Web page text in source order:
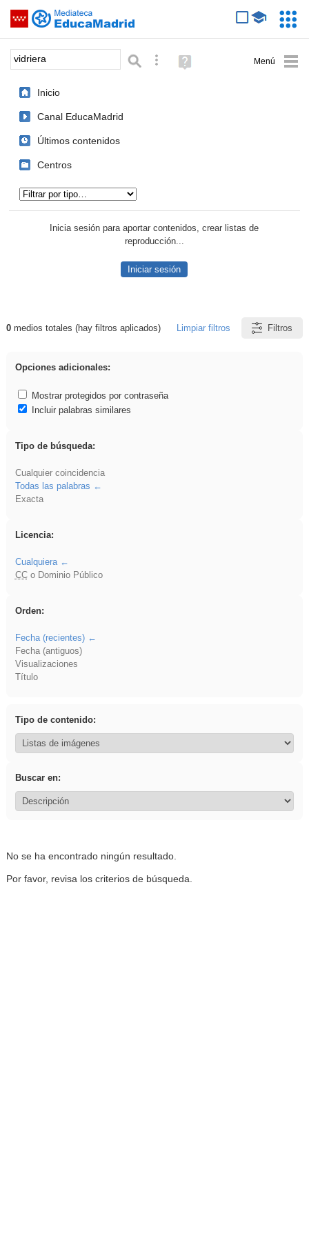
Saltar navegación
Palabra o frase: Búsqueda avanzada
Ayuda
(en
Inicio
Canal EducaMadrid
Últimos contenidos
Centros
Inicia sesión para aportar contenidos, crear listas de
reproducción...
Iniciar sesión
Resultados de: vidriera
0medios totales (hay filtros aplicados) Limpiar filtros Filtros
Opciones adicionales:
Mostrar protegidos por contraseña
Incluir palabras similares
Tipo de búsqueda:
Cualquier coincidencia
Todas las palabras
Exacta
Licencia:
Cualquiera
CCo Dominio Público
Orden:
Fecha (recientes)
Fecha (antiguos)
Visualizaciones
Título
Tipo de contenido:
Buscar en:
No se ha encontrado ningún resultado.
Por favor, revisa los criterios de búsqueda.